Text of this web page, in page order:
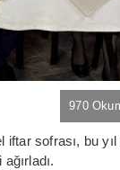
970
sofrası, bu